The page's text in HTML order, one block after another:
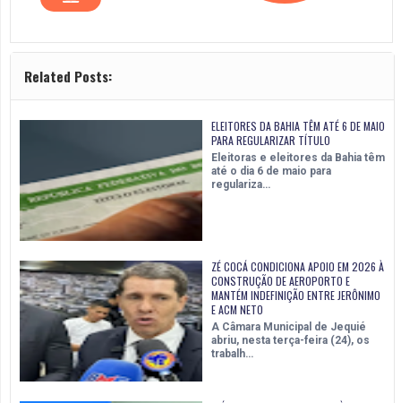
Related Posts:
ELEITORES DA BAHIA TÊM ATÉ 6 DE MAIO
PARA REGULARIZAR TÍTULO
Eleitoras e eleitores da Bahia têm
até o dia 6 de maio para
regulariza…
ZÉ COCÁ CONDICIONA APOIO EM 2026 À
CONSTRUÇÃO DE AEROPORTO E
MANTÉM INDEFINIÇÃO ENTRE JERÔNIMO
E ACM NETO
A Câmara Municipal de Jequié
abriu, nesta terça-feira (24), os
trabalh…